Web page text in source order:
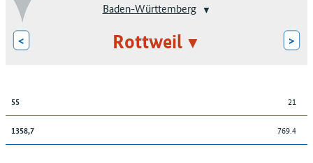
Baden-Württemberg
< Rottweil >
55 21
1358,7 769.4